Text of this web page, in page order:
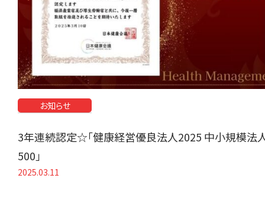
お知らせ
3年連続認定☆「健康経営優良法人2025 中小規模法
500」
2025.03.11